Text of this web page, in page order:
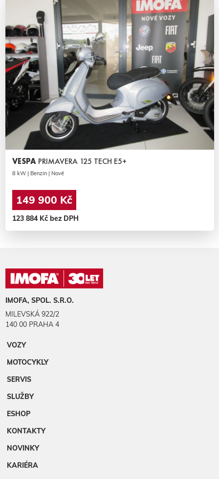
VESPA PRIMAVERA 125 TECH E5+
8 kW | Benzin | Nové
149 900 Kč
123 884 Kč bez DPH
IMOFA, SPOL. S.R.O.
MILEVSKÁ 922/2
140 00 PRAHA 4
VOZY
MOTOCYKLY
SERVIS
SLUŽBY
ESHOP
KONTAKTY
NOVINKY
KARIÉRA